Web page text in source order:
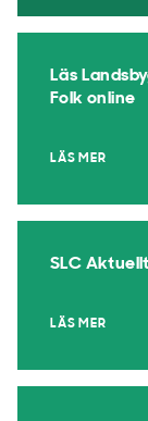
Läs
Folk online
LÄS MER
SLC Aktuellt
LÄS MER